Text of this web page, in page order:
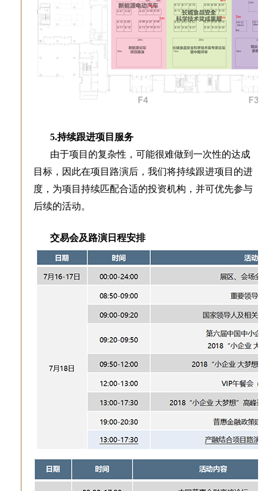
5.持续跟进项目服务
由于项目的复杂性，可能很难做到一次性的达成
目标，因此在项目路演后，我们将持续跟进项目的进
度，为项目持续匹配合适的投资机构，并可优先参与
后续的活动。
交易会及路演日程安排